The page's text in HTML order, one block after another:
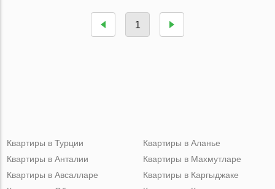
1
Квартиры в Турции
Квартиры в Анталии
Квартиры в Авсалларе
Квартиры в Аланье
Квартиры в Махмутларе
Квартиры в Каргыджаке